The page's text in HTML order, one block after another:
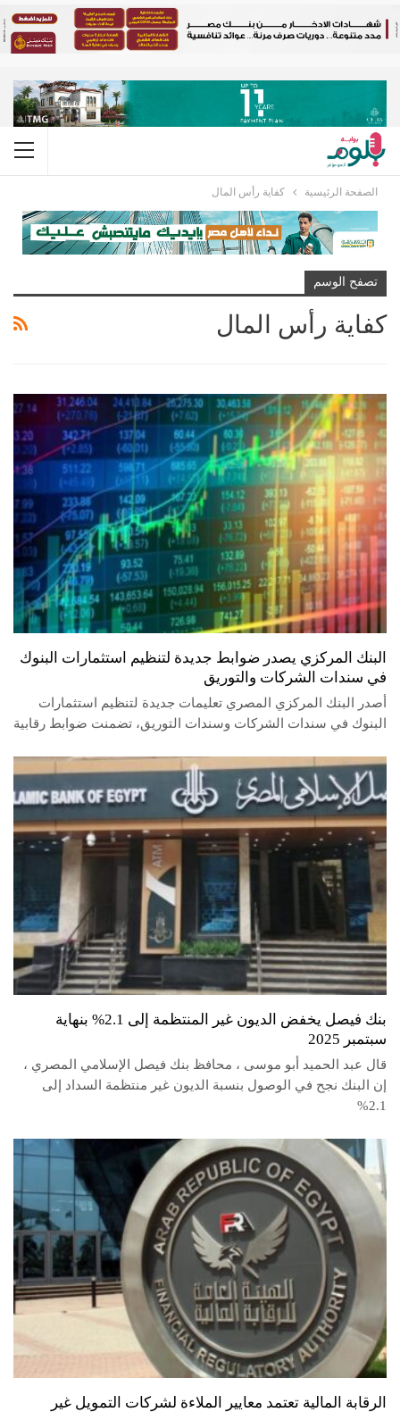
الصفحة الرئيسية كفاية رأس المال
تصفح الوسم
كفاية رأس المال
البنك المركزي يصدر ضوابط جديدة لتنظيم استثمارات البنوك
في سندات الشركات والتوريق
أصدر البنك المركزي المصري تعليمات جديدة لتنظيم استثمارات
البنوك في سندات الشركات وسندات التوريق، تضمنت ضوابط رقابية
بنك فيصل يخفض الديون غير المنتظمة إلى 2.1% بنهاية
سبتمبر 2025
قال عبد الحميد أبو موسى ، محافظ بنك فيصل الإسلامي المصري ،
إن البنك نجح في الوصول بنسبة الديون غير منتظمة السداد إلى
2.1%
الرقابة المالية تعتمد معايير الملاءة لشركات التمويل غير